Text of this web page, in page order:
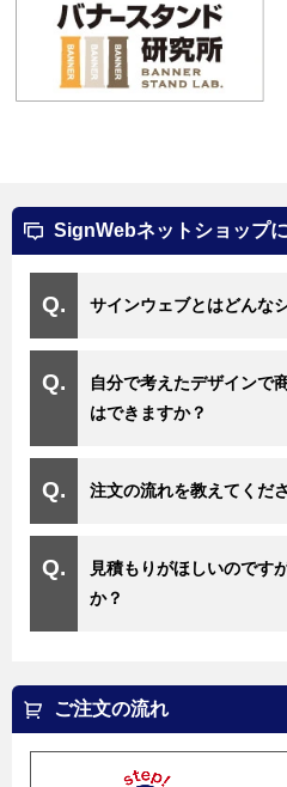
SignWebネットショップ
サインウェブとはどんな
自分で考えたデザインで
はできますか？
注文の流れを教えてくださ
見積もりがほしいのです
か？
ご注文の流れ